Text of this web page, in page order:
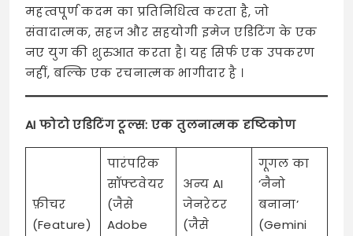
महत्वपूर्ण कदम का प्रतिनिधित्व करता है, जो
संवादात्मक, सहज और सहयोगी इमेज एडिटिंग के एक
नए युग की शुरुआत करता है। यह सिर्फ एक उपकरण
नहीं, बल्कि एक रचनात्मक भागीदार है ।
AI फोटो एडिटिंग टूल्स: एक तुलनात्मक दृष्टिकोण
फ़ीचर
(Feature)
पारंपरिक
सॉफ्टवेयर
(जैसे
Adobe
अन्य AI
जेनरेटर
(जैसे
गूगल का
‘नैनो
बनाना’
(Gemini